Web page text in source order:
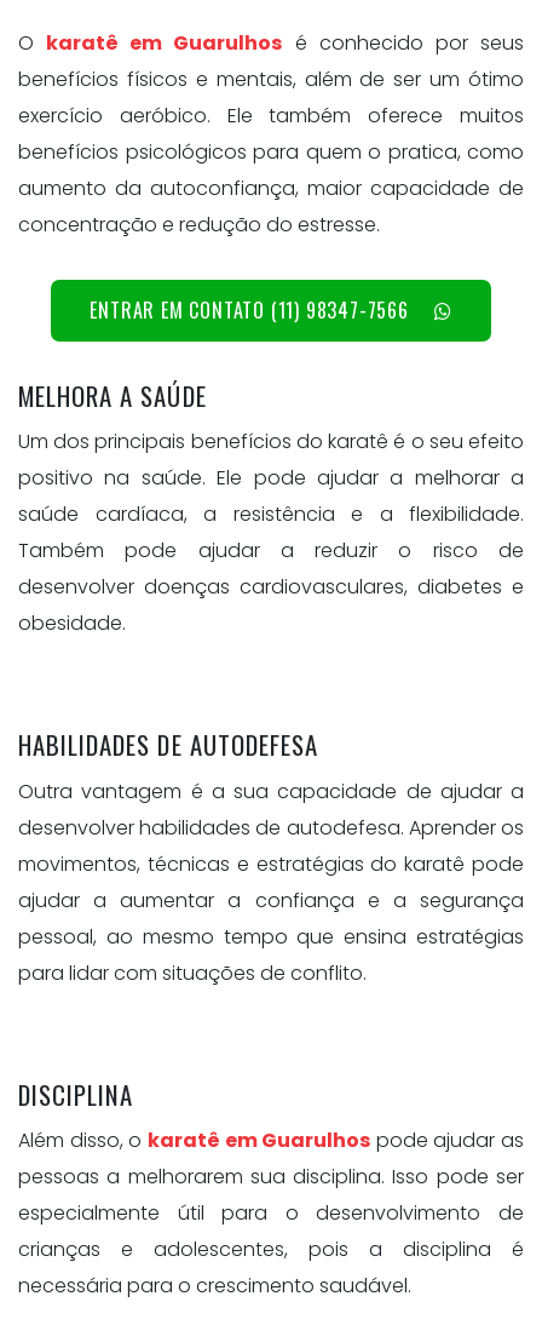
O karatê em Guarulhos é conhecido por seus
benefícios físicos e mentais, além de ser um ótimo
exercício aeróbico. Ele também oferece muitos
benefícios psicológicos para quem o pratica, como
aumento da autoconfiança, maior capacidade de
concentração e redução do estresse.
ENTRAR EM CONTATO (11) 98347-7566
MELHORA A SAÚDE
Um dos principais benefícios do karatê é o seu efeito
positivo na saúde. Ele pode ajudar a melhorar a
saúde cardíaca, a resistência e a flexibilidade.
Também pode ajudar a reduzir o risco de
desenvolver doenças cardiovasculares, diabetes e
obesidade.
HABILIDADES DE AUTODEFESA
Outra vantagem é a sua capacidade de ajudar a
desenvolver habilidades de autodefesa. Aprender os
movimentos, técnicas e estratégias do karatê pode
ajudar a aumentar a confiança e a segurança
pessoal, ao mesmo tempo que ensina estratégias
para lidar com situações de conflito.
DISCIPLINA
Além disso, o karatê em Guarulhos pode ajudar as
pessoas a melhorarem sua disciplina. Isso pode ser
especialmente útil para o desenvolvimento de
crianças e adolescentes, pois a disciplina é
necessária para o crescimento saudável.